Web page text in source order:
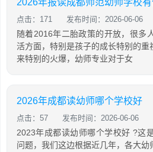
2026年报读成都师范幼师学校
点击：171 发布时间：2026-06-06
随着2016年二胎政策的开放，很多
活方面，特别是孩子的成长特别的
来特别的火爆，幼师专业对于女
2026年成都读幼师哪个学校好
点击：57 发布时间：2026-06-06
2023年成都读幼师哪个学校好 ?这
问题，我们这边根据近几年，各大